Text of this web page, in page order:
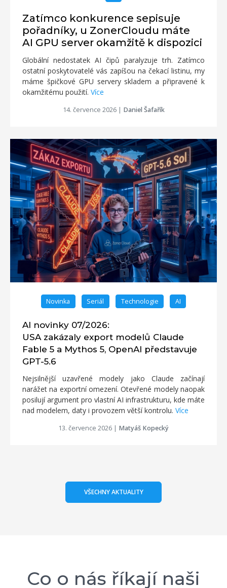
Zatímco konkurence sepisuje
pořadníky, u ZonerCloudu máte
AI GPU server okamžitě k dispozici
Globální nedostatek AI čipů paralyzuje trh. Zatímco
ostatní poskytovatelé vás zapíšou na čekací listinu, my
máme špičkové GPU servery skladem a připravené k
okamžitému použití. Více
14. července 2026| Daniel Šafařík
Novinka Seriál Technologie AI
AI novinky 07/2026:
USA zakázaly export modelů Claude
Fable 5 a Mythos 5, OpenAI představuje
GPT-5.6
Nejsilnější uzavřené modely jako Claude začínají
narážet na exportní omezení. Otevřené modely naopak
posilují argument pro vlastní AI infrastrukturu, kde máte
nad modelem, daty i provozem větší kontrolu. Více
13. července 2026 | Matyáš Kopecký
VŠECHNY AKTUALITY
Co o nás říkají naši